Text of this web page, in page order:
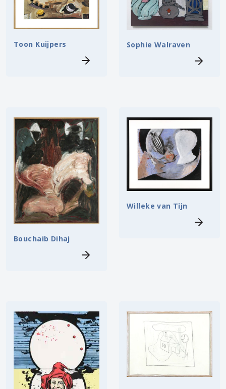
Toon Kuijpers Sophie Walraven
Bouchaib Dihaj
Willeke van Tijn